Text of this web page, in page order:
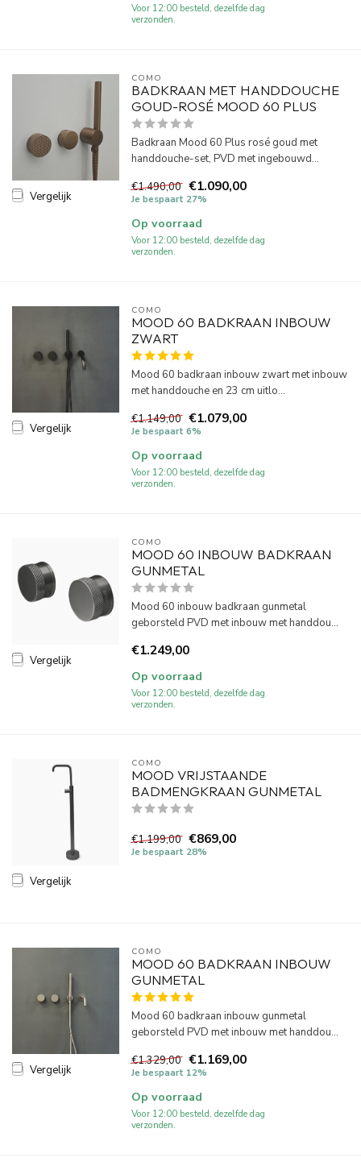
Voor 12:00 besteld, dezelfde dag
verzonden.
Vergelijk
COMO
BADKRAAN MET HANDDOUCHE
GOUD-ROSÉ MOOD 60 PLUS
Badkraan Mood 60 Plus rosé goud met
handdouche-set, PVD met ingebouwd...
€1.490,00 €1.090,00
Je bespaart 27%
Op voorraad
Voor 12:00 besteld, dezelfde dag
verzonden.
Vergelijk
COMO
MOOD 60 BADKRAAN INBOUW
ZWART
Mood 60 badkraan inbouw zwart met inbouw
met handdouche en 23 cm uitlo...
€1.149,00 €1.079,00
Je bespaart 6%
Op voorraad
Voor 12:00 besteld, dezelfde dag
verzonden.
Vergelijk
COMO
MOOD 60 INBOUW BADKRAAN
GUNMETAL
Mood 60 inbouw badkraan gunmetal
geborsteld PVD met inbouw met handdou...
€1.249,00
Op voorraad
Voor 12:00 besteld, dezelfde dag
verzonden.
Vergelijk
COMO
MOOD VRIJSTAANDE
BADMENGKRAAN GUNMETAL
€1.199,00 €869,00
Je bespaart 28%
Vergelijk
COMO
MOOD 60 BADKRAAN INBOUW
GUNMETAL
Mood 60 badkraan inbouw gunmetal
geborsteld PVD met inbouw met handdou...
€1.329,00 €1.169,00
Je bespaart 12%
Op voorraad
Voor 12:00 besteld, dezelfde dag
verzonden.